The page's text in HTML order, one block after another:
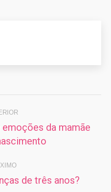
Post
anterior:
da mamãe
Próximode três anos?